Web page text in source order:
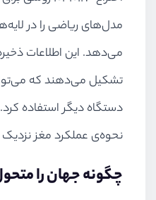
مدل‌های ریاضی را در
می‌دهد. این اطلاعات
تشکیل می‌دهند که
دستگاه دیگر استفاده
نحوه‌ی عملکرد مغز
چگونه جهان را